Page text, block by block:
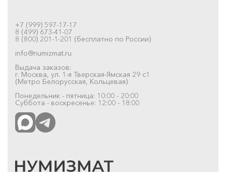
+7 (999) 597-17-17
8 (499) 673-41-07
8 (800) 201-1-201 (бесплатно по России)
info@numizmat.ru
Выдача заказов:
г. Москва, ул. 1-я Тверская-Ямская 29 с1
(Метро Белорусская, Кольцевая)
Понедельник - пятница: 10:00 - 20:00
Суббота - воскресенье: 12:00 - 18:00